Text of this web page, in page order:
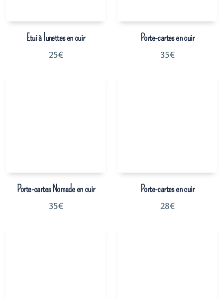
Etui à lunettes en cuir
25€
Porte-cartes en cuir
35€
Porte-cartes Nomade en cuir
35€
Porte-cartes en cuir
28€